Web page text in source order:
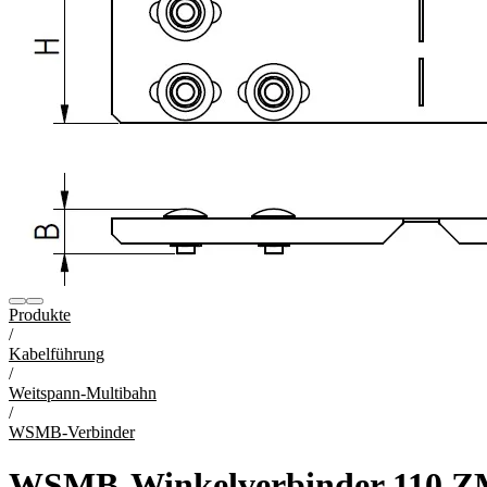
Produkte
/
Kabelführung
/
Weitspann-Multibahn
/
WSMB-Verbinder